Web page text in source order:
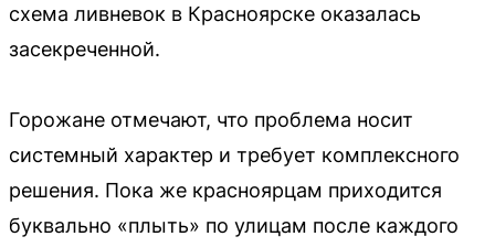
схема ливневок в Красноярске оказалась
засекреченной.
Горожане отмечают, что проблема носит
системный характер и требует комплексного
решения. Пока же красноярцам приходится
буквально «плыть» по улицам после каждого